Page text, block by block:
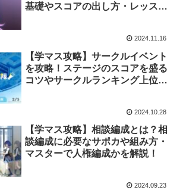
基礎やスコアの出し方・レッスン
2024.11.16
【学マス攻略】サークルイベント
を攻略！ステージのスコアを盛る
コツやサークルランキング上位を
2024.10.28
【学マス攻略】相談編成とは？相
談編成に必要なサポカや組み方・
マスターで人権編成かを解説！
2024.09.23